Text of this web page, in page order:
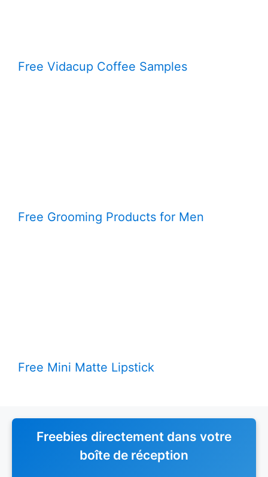
Free Vidacup Coffee Samples
Free Grooming Products for Men
Free Mini Matte Lipstick
Freebies directement dans votre
boîte de réception